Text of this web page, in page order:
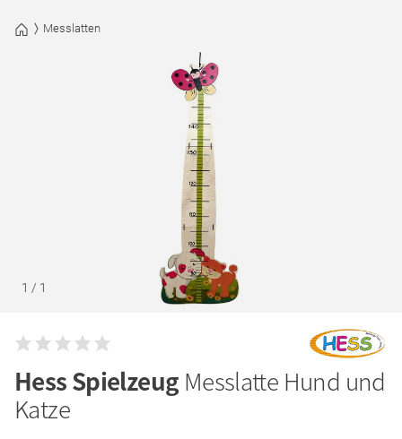
Messlatten
1 / 1
Hess Spielzeug Messlatte Hund und
Katze